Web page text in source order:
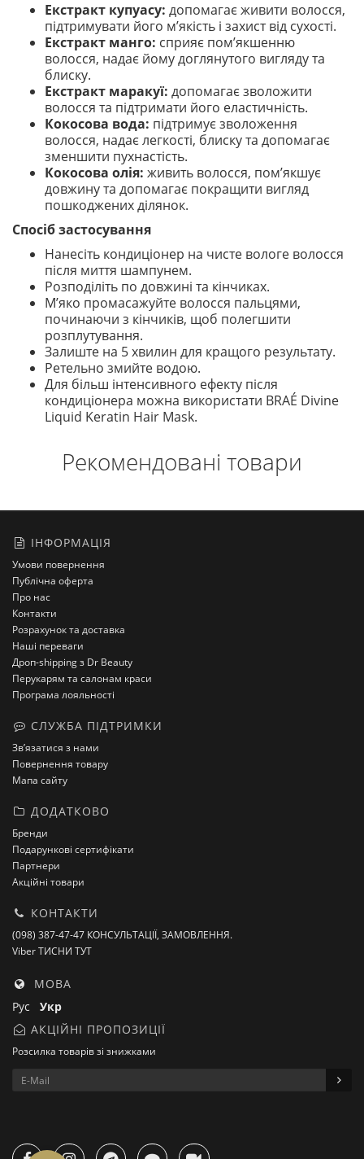
Екстракт купуасу: допомагає живити волосся,
підтримувати його м’якість і захист від сухості.
Екстракт манго: сприяє пом’якшенню
волосся, надає йому доглянутого вигляду та
блиску.
Екстракт маракуї: допомагає зволожити
волосся та підтримати його еластичність.
Кокосова вода: підтримує зволоження
волосся, надає легкості, блиску та допомагає
зменшити пухнастість.
Кокосова олія: живить волосся, пом’якшує
довжину та допомагає покращити вигляд
пошкоджених ділянок.
Спосіб застосування
Нанесіть кондиціонер на чисте вологе волосся
після миття шампунем.
Розподіліть по довжині та кінчиках.
М’яко промасажуйте волосся пальцями,
починаючи з кінчиків, щоб полегшити
розплутування.
Залиште на 5 хвилин для кращого результату.
Ретельно змийте водою.
Для більш інтенсивного ефекту після
кондиціонера можна використати BRAÉ Divine
Liquid Keratin Hair Mask.
Рекомендовані товари
ІНФОРМАЦІЯ
Умови повернення
Публічна оферта
Про нас
Контакти
Розрахунок та доставка
Наші переваги
Дроп-shipping з Dr Beauty
Перукарям та салонам краси
Програма лояльності
СЛУЖБА ПІДТРИМКИ
Зв’язатися з нами
Повернення товару
Мапа сайту
ДОДАТКОВО
Бренди
Подарункові сертифікати
Партнери
Акційні товари
КОНТАКТИ
(098) 387-47-47 КОНСУЛЬТАЦІЇ, ЗАМОВЛЕННЯ.
Viber ТИСНИ ТУТ
МОВА
Рус Укр
АКЦІЙНІ ПРОПОЗИЦІЇ
Розсилка товарів зі знижками